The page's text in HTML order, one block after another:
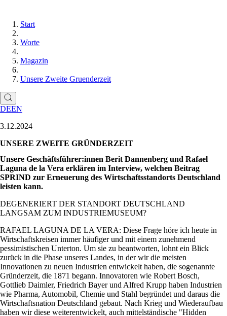
Start
Worte
Magazin
Unsere Zweite Gruenderzeit
DEEN
3.12.2024
UNSERE ZWEITE GRÜNDERZEIT
Unsere Geschäftsführer:innen Berit Dannenberg und Rafael
Laguna de la Vera erklären im Interview, welchen Beitrag
SPRIND zur Erneuerung des Wirtschaftsstandorts Deutschland
leisten kann.
DEGENERIERT DER STANDORT DEUTSCHLAND
LANGSAM ZUM INDUSTRIEMUSEUM?
RAFAEL LAGUNA DE LA VERA: Diese Frage höre ich heute in
Wirtschaftskreisen immer häufiger und mit einem zunehmend
pessimistischen Unterton. Um sie zu beantworten, lohnt ein Blick
zurück in die Phase unseres Landes, in der wir die meisten
Innovationen zu neuen Industrien entwickelt haben, die sogenannte
Gründerzeit, die 1871 begann. Innovatoren wie Robert Bosch,
Gottlieb Daimler, Friedrich Bayer und Alfred Krupp haben Industrien
wie Pharma, Automobil, Chemie und Stahl begründet und daraus die
Wirtschaftsnation Deutschland gebaut. Nach Krieg und Wiederaufbau
haben wir diese weiterentwickelt, auch mittelständische
Hidden